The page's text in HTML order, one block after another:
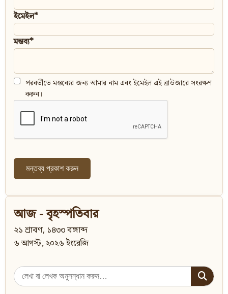
ইমেইল*
মন্তব্য*
পরবর্তীতে মন্তব্যের জন্য আমার নাম এবং ইমেইল এই ব্রাউজারে সংরক্ষণ
করুন।
আজ - বৃহস্পতিবার
২১ শ্রাবণ, ১৪৩৩ বঙ্গাব্দ
৬ আগস্ট, ২০২৬ ইংরেজি
Search
for: